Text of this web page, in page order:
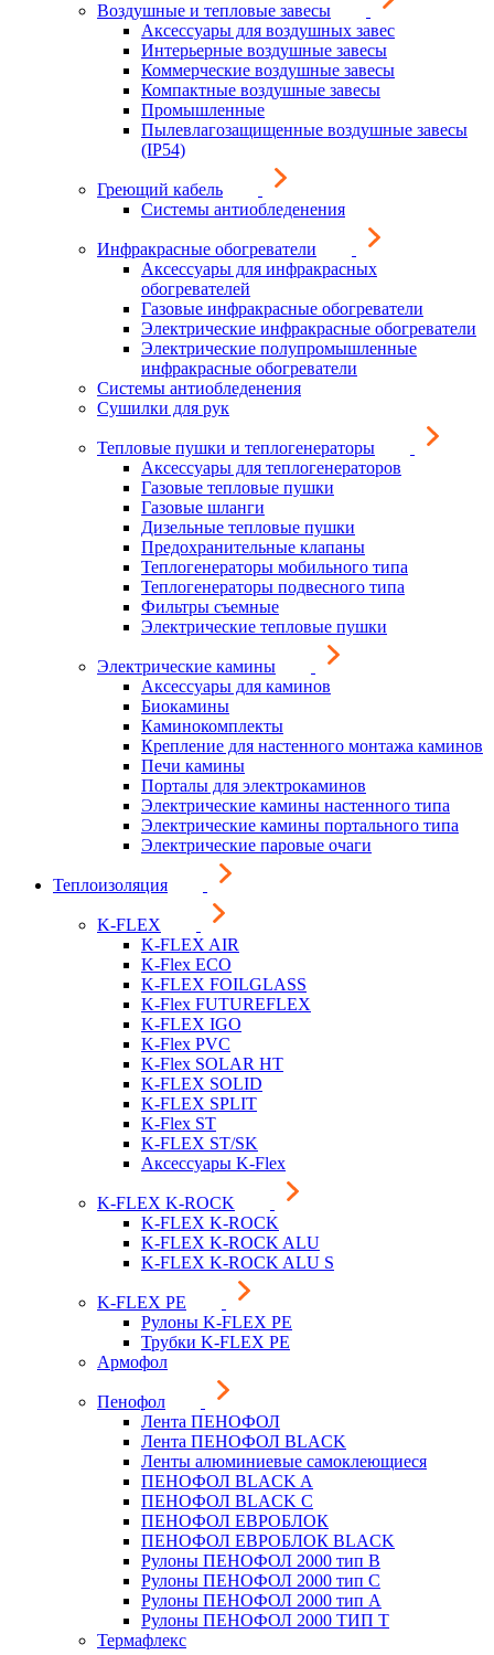
Воздушные и тепловые завесы
Аксессуары для воздушных завес
Интерьерные воздушные завесы
Коммерческие воздушные завесы
Компактные воздушные завесы
Промышленные
Пылевлагозащищенные воздушные завесы
(IP54)
Греющий кабель
Системы антиобледенения
Инфракрасные обогреватели
Аксессуары для инфракрасных
обогревателей
Газовые инфракрасные обогреватели
Электрические инфракрасные обогреватели
Электрические полупромышленные
инфракрасные обогреватели
Системы антиобледенения
Сушилки для рук
Тепловые пушки и теплогенераторы
Аксессуары для теплогенераторов
Газовые тепловые пушки
Газовые шланги
Дизельные тепловые пушки
Предохранительные клапаны
Теплогенераторы мобильного типа
Теплогенераторы подвесного типа
Фильтры съемные
Электрические тепловые пушки
Электрические камины
Аксессуары для каминов
Биокамины
Каминокомплекты
Крепление для настенного монтажа каминов
Печи камины
Порталы для электрокаминов
Электрические камины настенного типа
Электрические камины портального типа
Электрические паровые очаги
Теплоизоляция
K-FLEX
K-FLEX AIR
K-Flex ECO
K-FLEX FOILGLASS
K-Flex FUTUREFLEX
K-FLEX IGO
K-Flex PVC
K-Flex SOLAR HT
K-FLEX SOLID
K-FLEX SPLIT
K-Flex ST
K-FLEX ST/SK
Аксессуары K-Flex
K-FLEX K-ROCK
K-FLEX K-ROCK
K-FLEX K-ROCK ALU
K-FLEX K-ROCK ALU S
K-FLEX PE
Рулоны K-FLEX PE
Трубки K-FLEX PE
Армофол
Пенофол
Лента ПЕНОФОЛ
Лента ПЕНОФОЛ BLACK
Ленты алюминиевые самоклеющиеся
ПЕНОФОЛ BLACK A
ПЕНОФОЛ BLACK С
ПЕНОФОЛ ЕВРОБЛОК
ПЕНОФОЛ ЕВРОБЛОК BLACK
Рулоны ПЕНОФОЛ 2000 тип B
Рулоны ПЕНОФОЛ 2000 тип C
Рулоны ПЕНОФОЛ 2000 тип А
Рулоны ПЕНОФОЛ 2000 ТИП Т
Термафлекс